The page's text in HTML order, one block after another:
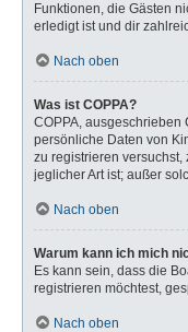
Funktionen, die Gästen
erledigt ist und dir
Nach oben
Was ist COPPA?
COPPA, ausgeschrieben
persönliche Daten von
zu registrieren
jeglicher Art ist; außer
Nach oben
Warum kann ich mich
Es kann sein, dass die
registrieren möchtest,
Nach oben